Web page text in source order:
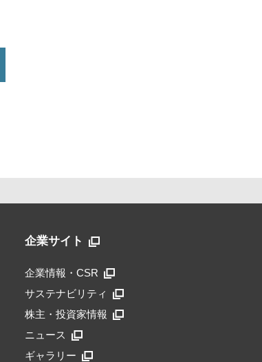
企業サイト
企業情報・CSR
サステナビリティ
株主・投資家情報
ニュース
ギャラリー